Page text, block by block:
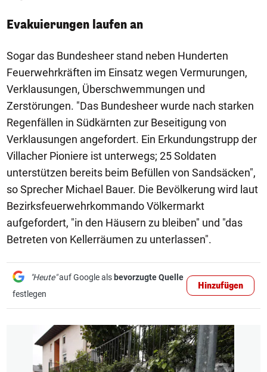
Evakuierungen laufen an
Sogar das Bundesheer stand neben Hunderten
Feuerwehrkräften im Einsatz wegen Vermurungen,
Verklausungen, Überschwemmungen und
Zerstörungen. "Das Bundesheer wurde nach starken
Regenfällen in Südkärnten zur Beseitigung von
Verklausungen angefordert. Ein Erkundungstrupp der
Villacher Pioniere ist unterwegs; 25 Soldaten
unterstützen bereits beim Befüllen von Sandsäcken",
so Sprecher Michael Bauer. Die Bevölkerung wird laut
Bezirksfeuerwehrkommando Völkermarkt
aufgefordert, "in den Häusern zu bleiben" und "das
Betreten von Kellerräumen zu unterlassen".
"Heute"auf Google als bevorzugte Quelle
festlegen
Hinzufügen
1/16